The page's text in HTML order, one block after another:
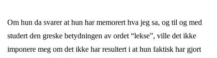
Om hun da svarer at hun har memorert hva jeg sa, og til og med
studert den greske betydningen av ordet “lekse”, ville det ikke
imponere meg om det ikke har resultert i at hun faktisk har gjort